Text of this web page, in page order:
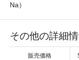
Na）
その他の詳細
販売価格